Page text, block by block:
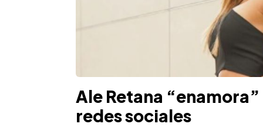
Ale Retana
redes sociales